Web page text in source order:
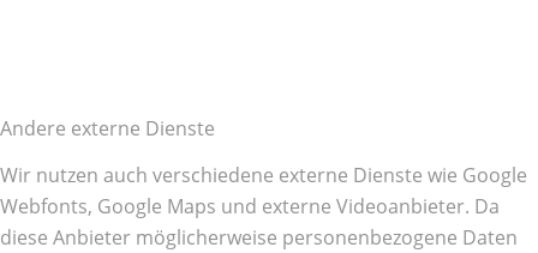
Andere externe Dienste
Wir nutzen auch verschiedene externe Dienste wie Google
Webfonts, Google Maps und externe Videoanbieter. Da
diese Anbieter möglicherweise personenbezogene Daten